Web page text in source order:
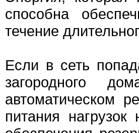
способна
течение
Если в сеть
загородного
автоматическом
питания